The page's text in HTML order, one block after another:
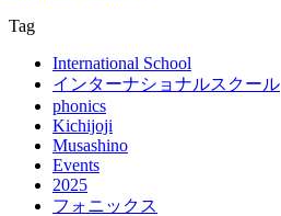
Tag
International School
インターナショナルスクール
phonics
Kichijoji
Musashino
Events
2025
フォニックス